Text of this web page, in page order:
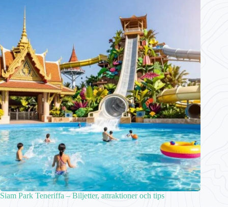
Siam Park Teneriffa – Biljetter, attraktioner och tips